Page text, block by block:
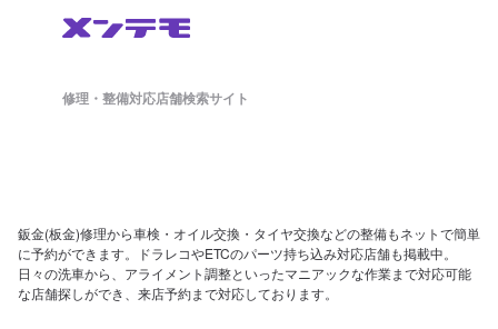
修理・整備対応店舗検索サイト
鈑金(板金)修理から車検・オイル交換・タイヤ交換などの整備もネットで簡単
に予約ができます。ドラレコやETCのパーツ持ち込み対応店舗も掲載中。
日々の洗車から、アライメント調整といったマニアックな作業まで対応可能
な店舗探しができ、来店予約まで対応しております。